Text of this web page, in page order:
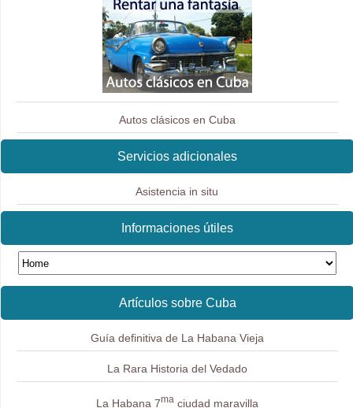
Autos clásicos en Cuba
Servicios adicionales
Asistencia in situ
Informaciones útiles
Artículos sobre Cuba
Guía definitiva de La Habana Vieja
La Rara Historia del Vedado
La Habana 7maciudad maravilla